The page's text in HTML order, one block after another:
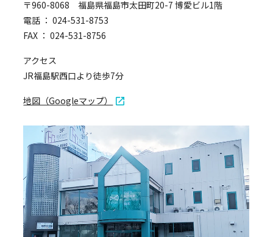
〒960-8068 福島県福島市太田町20-7 博愛ビル1階
電話 ： 024-531-8753
FAX ： 024-531-8756
アクセス
JR福島駅西口より徒歩7分
地図（Googleマップ）